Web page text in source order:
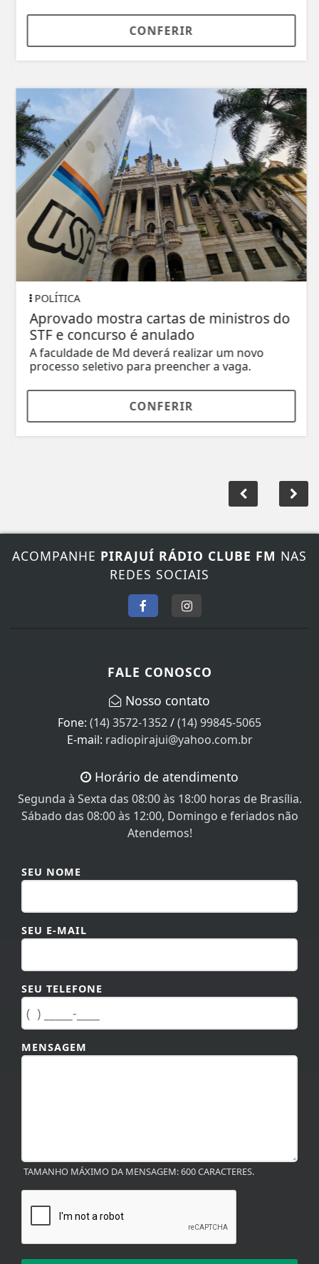
CONFERIR
POLÍTICA
Aprovado mostra cartas de ministros do
STF e concurso é anulado
A faculdade de Md deverá realizar um novo
processo seletivo para preencher a vaga.
CONFERIR
ACOMPANHEPIRAJUÍ RÁDIO CLUBE FMNAS
REDES SOCIAIS
(14) 3572-1352/(14) 99845-5065
E-mail:radiopirajui@yahoo.com.br
Segunda à Sexta das 08:00 às 18:00 horas de Brasília.
Sábado das 08:00 às 12:00, Domingo e feriados não
Atendemos!
SEU E-MAIL
SEU TELEFONE
MENSAGEM